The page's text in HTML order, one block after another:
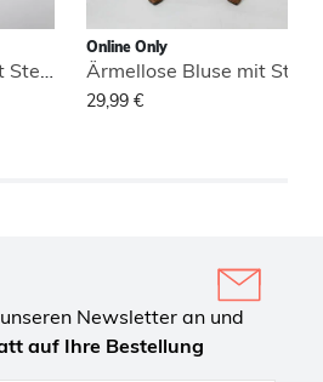
Online Only
29,99 €
Newsletter an und
auf Ihre Bestellung